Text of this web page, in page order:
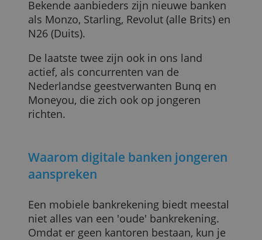
traditionele banken uitdagen met
vernieuwende rekeningen die je
die daar ook speciaal voor zijn
ontworpen en vormgegeven.
Bekende aanbieders zijn nieuwe banken
De laatste twee zijn ook in ons land
actief, als concurrenten van de
Nederlandse geestverwanten Bunq en
Moneyou, die zich ook op jongeren
richten.